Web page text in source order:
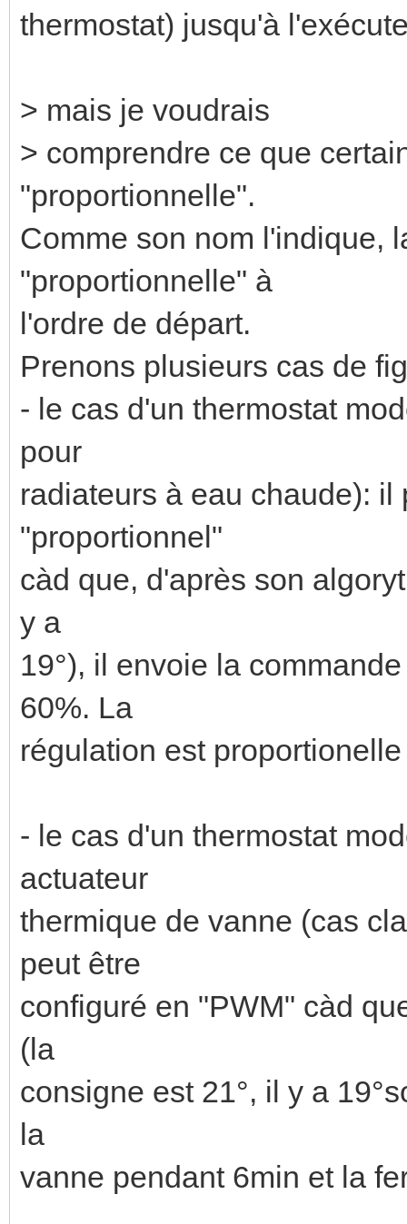
thermostat) jusqu'à
> mais je voudrais
> comprendre ce que
"proportionnelle".
Comme son nom l'indique,
"proportionnelle" à
l'ordre de départ.
Prenons plusieurs cas de
- le cas d'un thermostat
pour
radiateurs à eau chaude):
"proportionnel"
càd que, d'après son
y a
19°), il envoie la
60%. La
régulation est
- le cas d'un thermostat
actuateur
thermique de vanne (cas
peut être
configuré en "PWM" càd
(la
consigne est 21°, il y a
la
vanne pendant 6min et la